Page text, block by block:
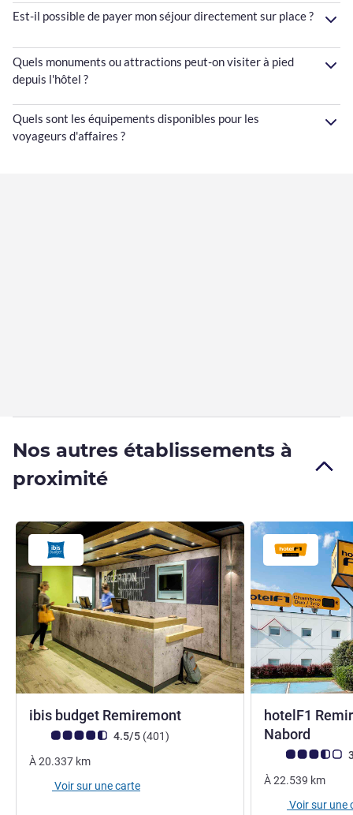
Est-il possible de payer mon séjour directement sur place ?
Quels monuments ou attractions peut-on visiter à pied
depuis l'hôtel ?
Quels sont les équipements disponibles pour les
voyageurs d'affaires ?
Nos autres établissements à
proximité
ibis budget Remiremont
Note Avis clients (Note ALL)
4.5/5 (401avis
)
À20.337 km
Voir sur une carte
hotelF1
Nabord
Note Avis clients
À22.539 km
Voir sur une